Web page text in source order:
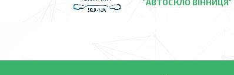
"АВТОСКЛО ВІННИЦЯ"